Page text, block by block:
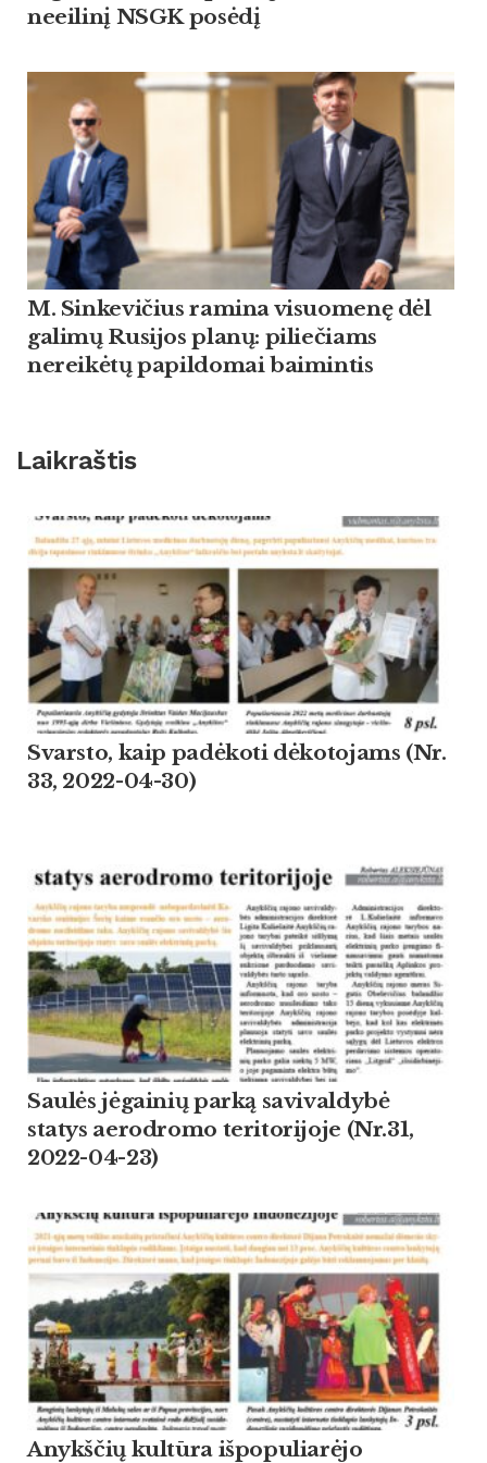
neeilinį NSGK posėdį
M. Sinkevičius ramina visuomenę dėl
galimų Rusijos planų: piliečiams
nereikėtų papildomai baimintis
Laikraštis
Svarsto, kaip padėkoti dėkotojams (Nr.
33, 2022-04-30)
Saulės jėgainių parką savivaldybė
statys aerodromo teritorijoje (Nr.31,
2022-04-23)
Anykščių kultūra išpopuliarėjo